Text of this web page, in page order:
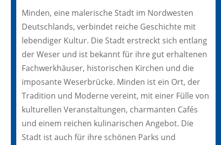
Minden, eine malerische Stadt im Nordwesten
Deutschlands, verbindet reiche Geschichte mit
lebendiger Kultur. Die Stadt erstreckt sich entlang
der Weser und ist bekannt für ihre gut erhaltenen
Fachwerkhäuser, historischen Kirchen und die
imposante Weserbrücke. Minden ist ein Ort, der
Tradition und Moderne vereint, mit einer Fülle von
kulturellen Veranstaltungen, charmanten Cafés
und einem reichen kulinarischen Angebot. Die
Stadt ist auch für ihre schönen Parks und